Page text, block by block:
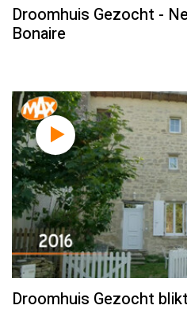
Droomhuis Gezocht -
Bonaire
Droomhuis Gezocht